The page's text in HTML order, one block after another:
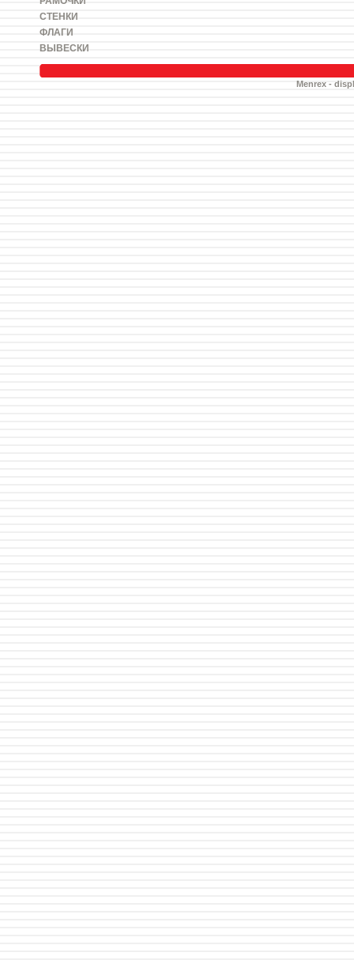
СТЕНКИ
ФЛАГИ
ВЫВЕСКИ
Menrex -